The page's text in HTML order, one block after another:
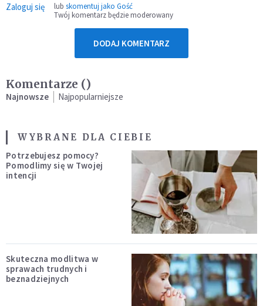
Zaloguj się lub skomentuj jako Gość
Twój komentarz będzie moderowany
DODAJ KOMENTARZ
Komentarze ()
Najnowsze Najpopularniejsze
WYBRANE DLA CIEBIE
Potrzebujesz pomocy?
Pomodlimy się w Twojej
intencji
Skuteczna modlitwa w
sprawach trudnych i
beznadziejnych